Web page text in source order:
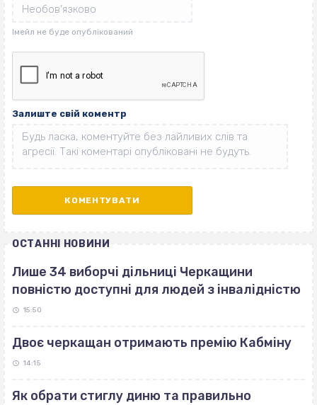
Залиште свій коментр
ОСТАННІ НОВИНИ
Лише 34 виборчі дільниці Черкащини
повністю доступні для людей з інвалідністю
15:50
Двоє черкащан отримають премію Кабміну
14:15
Як обрати стиглу диню та правильно